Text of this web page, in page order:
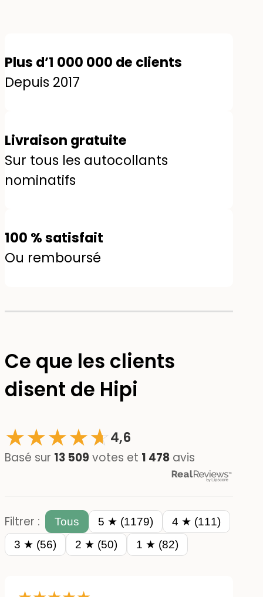
Plus d’1 000 000 de clients
Depuis 2017
Livraison gratuite
Sur tous les autocollants
nominatifs
100 % satisfait
Ou remboursé
Ce que les clients
disent de Hipi
★★★★☆
★4,6
Basé sur 13 509 votes et 1 478 avis
Filtrer : Tous 5 ★ (1179)
4 ★ (111)
3 ★ (56)
2 ★ (50) 1 ★ (82)